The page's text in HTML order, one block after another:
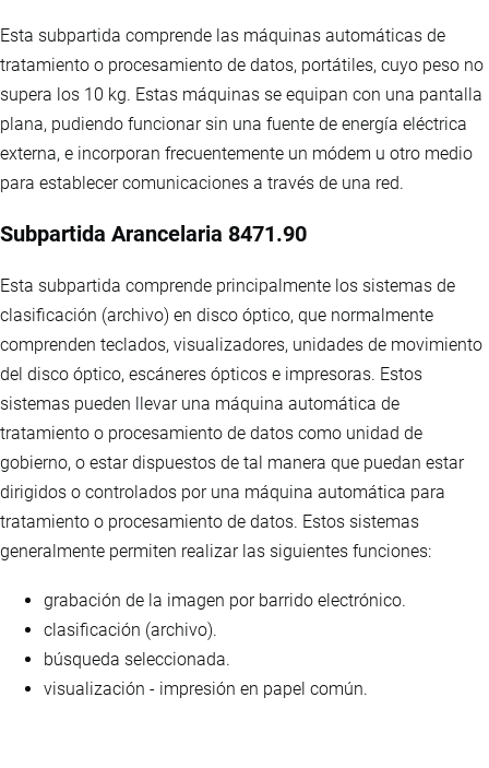
Esta subpartida comprende las máquinas automáticas de
tratamiento o procesamiento de datos, portátiles, cuyo peso no
supera los 10 kg. Estas máquinas se equipan con una pantalla
plana, pudiendo funcionar sin una fuente de energía eléctrica
externa, e incorporan frecuentemente un módem u otro medio
para establecer comunicaciones a través de una red.
Subpartida Arancelaria 8471.90
Esta subpartida comprende principalmente los sistemas de
clasificación (archivo) en disco óptico, que normalmente
comprenden teclados, visualizadores, unidades de movimiento
del disco óptico, escáneres ópticos e impresoras. Estos
sistemas pueden llevar una máquina automática de
tratamiento o procesamiento de datos como unidad de
gobierno, o estar dispuestos de tal manera que puedan estar
dirigidos o controlados por una máquina automática para
tratamiento o procesamiento de datos. Estos sistemas
generalmente permiten realizar las siguientes funciones:
grabación de la imagen por barrido electrónico.
clasificación (archivo).
búsqueda seleccionada.
visualización - impresión en papel común.